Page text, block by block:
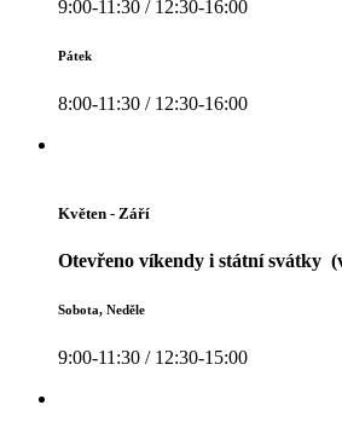
9:00-11:30 / 12:30-16:00
Pátek
8:00-11:30 / 12:30-16:00
Květen - Září
Otevřeno víkendy i státní svátky
Sobota, Neděle
9:00-11:30 / 12:30-15:00